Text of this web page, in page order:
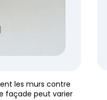
les murs contre
façade peut varier